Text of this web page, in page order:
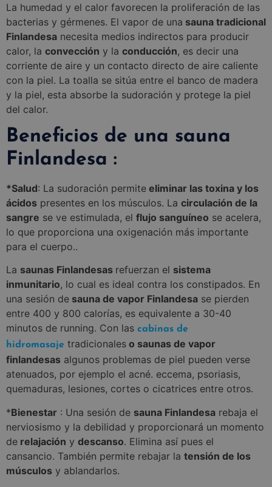
La humedad y el calor favorecen la proliferación de las
bacterias y gérmenes. El vapor de una sauna tradicional
Finlandesa necesita medios indirectos para producir
calor, la convección y la conducción, es decir una
corriente de aire y un contacto directo de aire caliente
con la piel. La toalla se sitúa entre el banco de madera
y la piel, esta absorbe la sudoración y protege la piel
del calor.
Beneficios de una sauna
Finlandesa :
*Salud: La sudoración permite eliminar las toxina y los
ácidos presentes en los músculos. La circulación de la
sangre se ve estimulada, el flujo sanguíneo se acelera,
lo que proporciona una oxigenación más importante
para el cuerpo..
La saunas Finlandesas refuerzan el sistema
inmunitario, lo cual es ideal contra los constipados. En
una sesión de sauna de vapor Finlandesa se pierden
entre 400 y 800 calorías, es equivalente a 30-40
minutos de running. Con las cabinas de
hidromasaje tradicionales o saunas de vapor
finlandesas algunos problemas de piel pueden verse
atenuados, por ejemplo el acné. eccema, psoriasis,
quemaduras, lesiones, cortes o cicatrices entre otros.
*Bienestar : Una sesión de sauna Finlandesa rebaja el
nerviosismo y la debilidad y proporcionará un momento
de relajación y descanso. Elimina así pues el
cansancio. También permite rebajar la tensión de los
músculos y ablandarlos.